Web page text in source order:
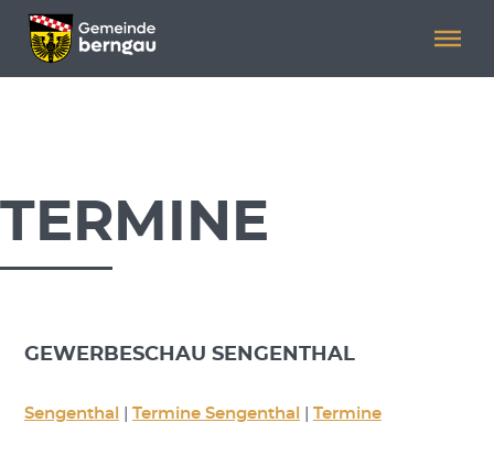
Menü überspringen
Menü überspringen
TERMINE
GEWERBESCHAU SENGENTHAL
Sengenthal Termine Sengenthal Termine